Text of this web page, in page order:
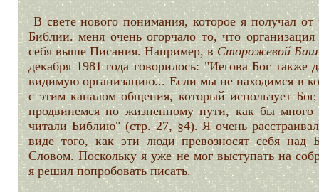
В свете нового понимания, которое я получал от
Библии. меня очень огорчало то, что организация
себя выше Писания. Например, вСторожевой
декабря 1981 года говорилось: "Иегова Бог также
видимую организацию... Если мы не находимся в
с этим каналом общения, который использует
продвинемся по жизненному пути, как бы
читали Библию" (стр. 27, §4). Я очень
виде того, как эти люди превозносят себя над
Словом. Поскольку я уже не мог выступать на
я решил попробовать писать.